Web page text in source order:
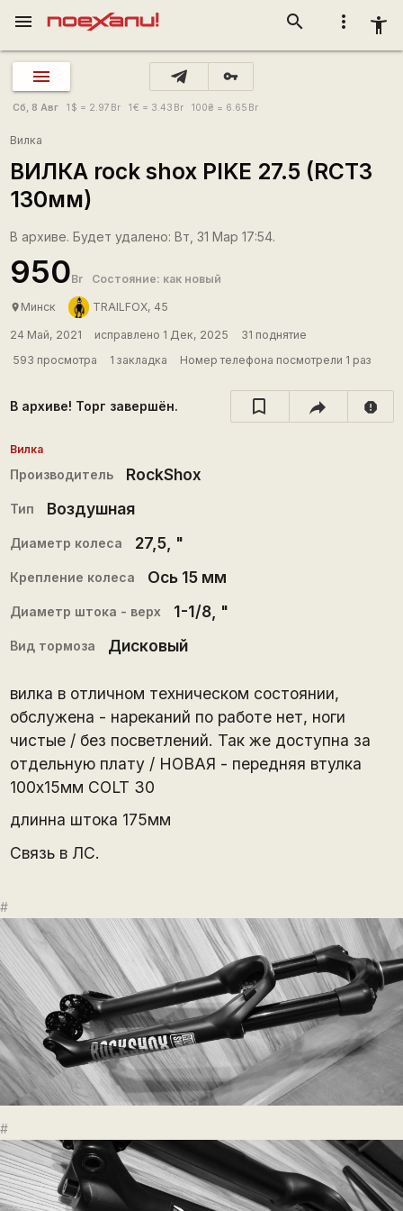
more_vert accessibility_new
search
menu
vpn_key
Сб, 8 Авг 1 $ = 2.97 Br 1€ = 3.43 Br 100₴ = 6.65 Br
Вилка
ВИЛКА rock shox PIKE 27.5 (RCT3
130мм)
В архиве. Будет удалено: Вт, 31 Мар 17:54.
950Br Состояние: как новый
place Минск TRAILFOX, 45
24 Май, 2021 исправлено 1 Дек, 2025
31 поднятие
593 просмотра
1 закладка Номер телефона посмотрели 1 раз
В архиве! Торг завершён. report
Вилка
Производитель RockShox
Тип Воздушная
Диаметр колеса 27,5, "
Крепление колеса Ось 15 мм
Диаметр штока - верх 1-1/8, "
Вид тормоза Дисковый
вилка в отличном техническом состоянии,
обслужена - нареканий по работе нет, ноги
чистые / без посветлений. Так же доступна за
отдельную плату / НОВАЯ - передняя втулка
100х15мм COLT 30
длинна штока 175мм
Связь в ЛС.
#
#